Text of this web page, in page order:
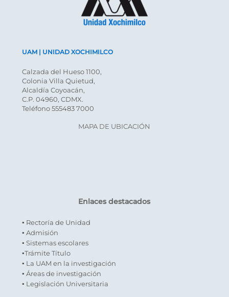
UAM | UNIDAD XOCHIMILCO
Calzada del Hueso 1100,
Colonia Villa Quietud,
Alcaldía Coyoacán,
C.P. 04960, CDMX.
Teléfono 555483 7000
MAPA DE UBICACIÓN
Enlaces destacados
▪ Rectoría de Unidad
▪ Admisión
▪ Sistemas escolares
▪Trámite Título
▪ La UAM en la investigación
▪ Áreas de investigación
▪ Legislación Universitaria